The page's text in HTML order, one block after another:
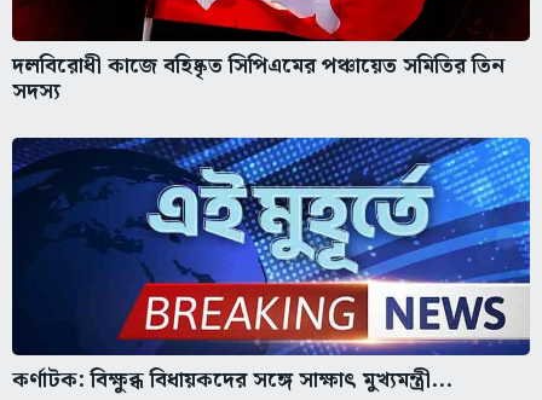
দলবিরোধী কাজে বহিষ্কৃত সিপিএমের পঞ্চায়েত সমিতির তিন
সদস্য
কর্ণাটক: বিক্ষুব্ধ বিধায়কদের সঙ্গে সাক্ষাৎ মুখ্যমন্ত্রী...